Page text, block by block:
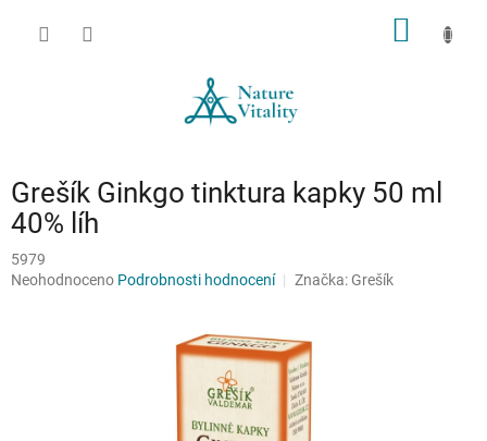
Grešík Ginkgo tinktura kapky 50 ml
40% líh
5979
Průměrné
Neohodnoceno Podrobnosti hodnocení Značka: Grešík